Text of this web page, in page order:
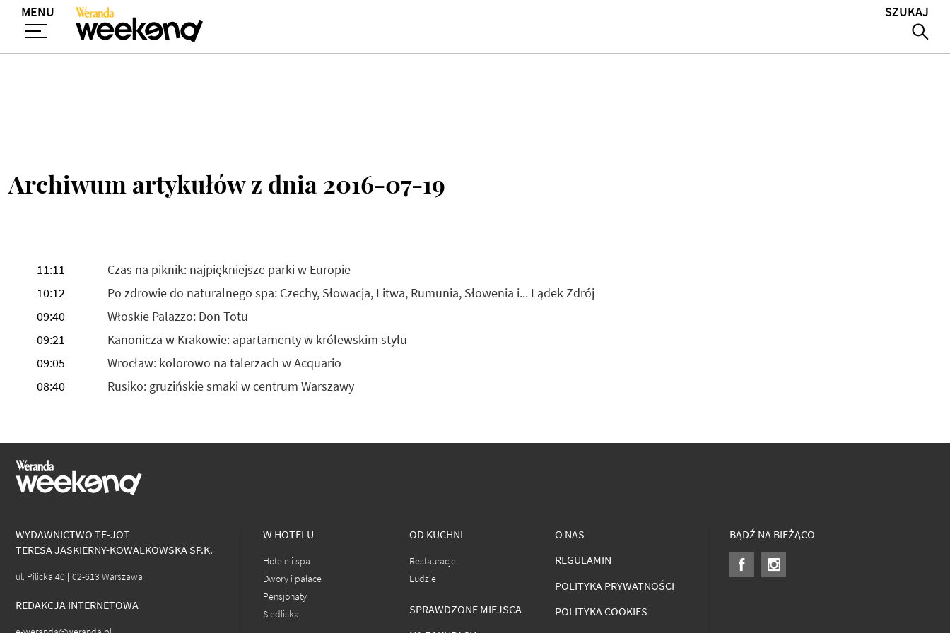
MENU SZUKAJ
Archiwum artykułów z dnia 2016-07-19
11:11
Czas na piknik: najpiękniejsze parki w Europie
10:12
Po zdrowie do naturalnego spa: Czechy, Słowacja, Litwa, Rumunia, Słowenia i... Lądek Zdrój
09:40
Włoskie Palazzo: Don Totu
09:21
Kanonicza w Krakowie: apartamenty w królewskim stylu
09:05
Wrocław: kolorowo na talerzach w Acquario
08:40
Rusiko: gruzińskie smaki w centrum Warszawy
WYDAWNICTWO TE-JOT
TERESA JASKIERNY-KOWALKOWSKA SP.K.
ul. Pilicka 40 | 02-613 Warszawa
REDAKCJA INTERNETOWA
W HOTELU
Hotele i spa
Dwory i pałace
Pensjonaty
Siedliska
OD KUCHNI
Restauracje
Ludzie
SPRAWDZONE MIEJSCA
O NAS
REGULAMIN
POLITYKA PRYWATNOŚCI
POLITYKA COOKIES
BĄDŹ NA BIEŻĄCO